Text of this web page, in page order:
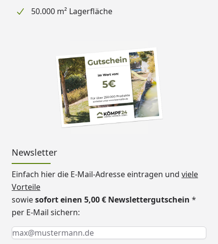
50.000 m² Lagerfläche
Newsletter
Einfach hier die E-Mail-Adresse eintragen und viele
Vorteile
sowiesofort einen 5,00 € Newslettergutschein *
per E-Mail sichern:
Keine Eingabe erforderlich
Eingabe erforderlich
E-Mail *